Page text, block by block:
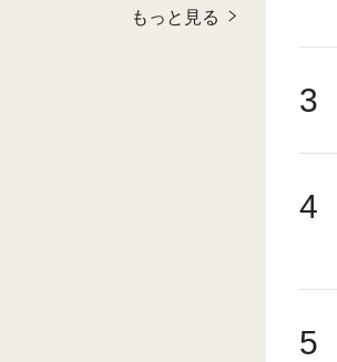
3
4
5
もっと見る